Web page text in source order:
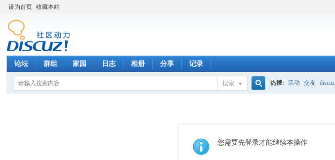
设为首页 收藏本站
论坛 群组 家园 日志 相册 分享 记录
搜索
索
热搜: 活动 交友 discuz
您需要先登录才能继续本操作